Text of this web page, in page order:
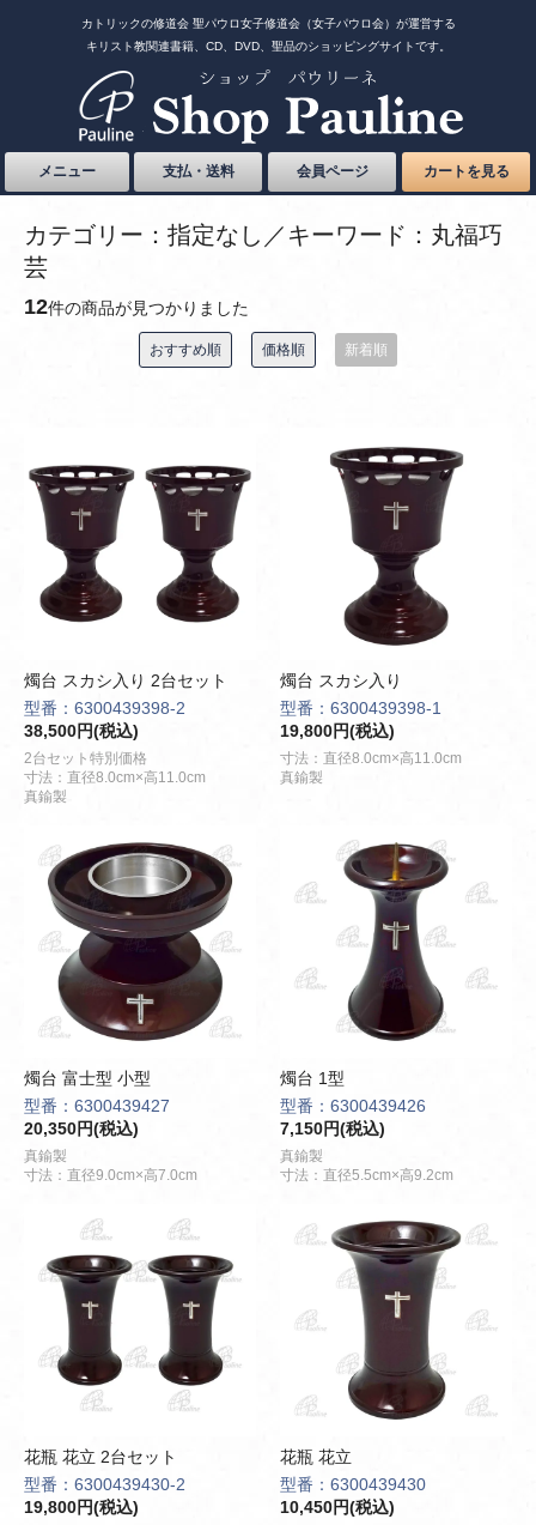
カトリックの修道会 聖パウロ女子修道会（女子パウロ会）が運営する
キリスト教関連書籍、CD、DVD、聖品のショッピングサイトです。
メニュー 支払・送料 会員ページ カートを見る
カテゴリー：指定なし／キーワード：丸福巧
芸
12件の商品が見つかりました
おすすめ順 価格順 新着順
燭台 スカシ入り 2台セット
型番：6300439398-2
38,500円(税込)
2台セット特別価格
寸法：直径8.0cm×高11.0cm
真鍮製
燭台 スカシ入り
型番：6300439398-1
19,800円(税込)
寸法：直径8.0cm×高11.0cm
真鍮製
燭台 富士型 小型
型番：6300439427
20,350円(税込)
真鍮製
寸法：直径9.0cm×高7.0cm
燭台 1型
型番：6300439426
7,150円(税込)
真鍮製
寸法：直径5.5cm×高9.2cm
花瓶 花立 2台セット
型番：6300439430-2
19,800円(税込)
花瓶 花立
型番：6300439430
10,450円(税込)